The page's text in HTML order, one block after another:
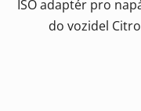
ISO adaptér pro
do vozidel